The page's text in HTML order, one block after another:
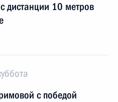
дистанции 10 метров
с победой